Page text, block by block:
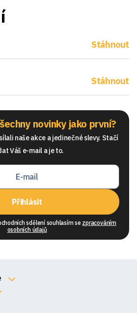
Stáhnout
Stáhnout
novinky jako první?
naše akce a jedinečné slevy. Stačí
Váš e-mail a je to.
Přihlásit
sdělení souhlasím se zpracováním
osobních údajů